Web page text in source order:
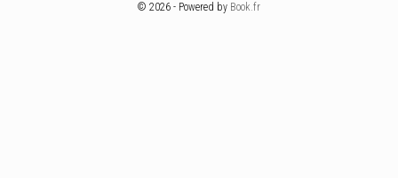
© 2026 - Powered by Book.fr